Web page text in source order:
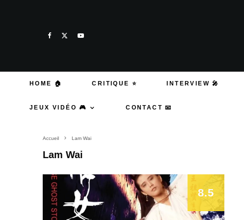
HOME 🏠 CRITIQUE ⭐ INTERVIEW 🎤
JEUX VIDÉO 🎮 CONTACT 📧
Accueil Lam Wai
Lam Wai
8.5